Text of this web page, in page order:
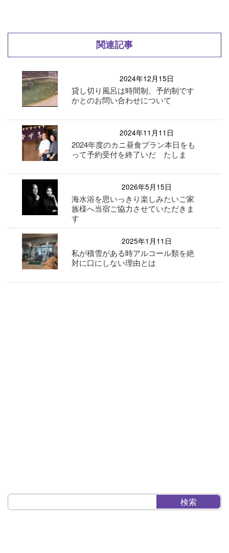
関連記事
2024年12月15日
貸し切り風呂は時間制、予約制です
かとのお問い合わせについて
2024年11月11日
2024年度のカニ昼食プラン本日をも
って予約受付を終了いだ たしま
2026年5月15日
海水浴を思いっきり楽しみたいご家
族様へ当宿ご協力させていただきま
す
2025年1月11日
私が積雪がある時アルコール類を絶
対に口にしない理由とは